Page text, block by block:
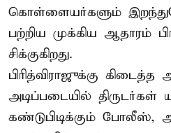
கொள்ளையர்களும்
பற்றிய முக்கிய ஆதாரம்
சிக்குகிறது.
பிரித்விராஜுக்கு கிடைத்த
அடிப்படையில் திருடர்கள்
கண்டுபிடிக்கும் போலீஸ்,